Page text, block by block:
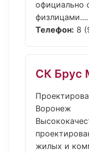
официально
физлицами....
Телефон: 8
СК Брус
Воронеж
жилых и